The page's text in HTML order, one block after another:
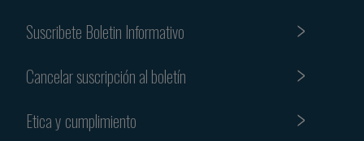
Suscribete Boletin Informativo
Cancelar suscripción al boletín
Etica y cumplimiento